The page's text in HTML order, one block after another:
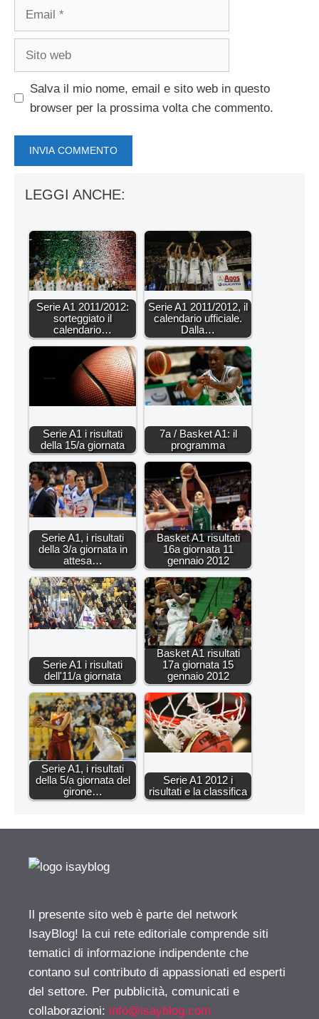
Salva il mio nome, email e sito web in questo
browser per la prossima volta che commento.
LEGGI ANCHE:
Serie A1 2011/2012:
sorteggiato il
calendario…
Serie A1 2011/2012, il
calendario ufficiale.
Dalla…
Serie A1 i risultati
della 15/a giornata
7a / Basket A1: il
programma
Serie A1, i risultati
della 3/a giornata in
attesa…
Basket A1 risultati
16a giornata 11
gennaio 2012
Serie A1 i risultati
dell'11/a giornata
Basket A1 risultati
17a giornata 15
gennaio 2012
Serie A1, i risultati
della 5/a giornata del
girone…
Serie A1 2012 i
risultati e la classifica
Il presente sito web è parte del network
IsayBlog! la cui rete editoriale comprende siti
tematici di informazione indipendente che
contano sul contributo di appassionati ed esperti
del settore. Per pubblicità, comunicati e
collaborazioni: info@isayblog.com